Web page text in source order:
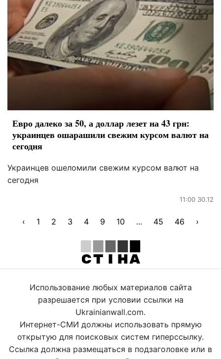
Евро далеко за 50, а доллар лезет на 43 грн:
украинцев ошарашили свежим курсом валют на
сегодня
Украинцев ошеломили свежим курсом валют на
сегодня
11:00 30.12
‹ 1 2 3 4 9 10 ... 45 46 ›
Использование любых материалов сайта
разрешается при условии ссылки на
Ukrainianwall.com.
Интернет-СМИ должны использовать прямую
открытую для поисковых систем гиперссылку.
Ссылка должна размещаться в подзаголовке или в